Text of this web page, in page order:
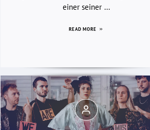
einer seiner ...
READ MORE